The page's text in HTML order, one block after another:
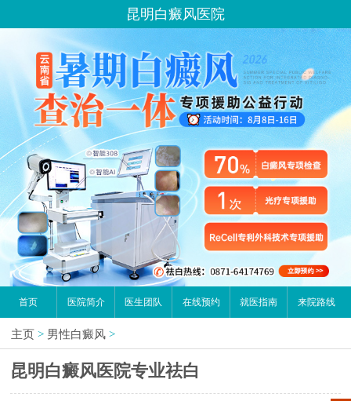
昆明白癜风医院
首页 医院简介 医生团队 在线预约 就医指南 来院路线
主页 > 男性白癜风 >
昆明白癜风医院专业祛白